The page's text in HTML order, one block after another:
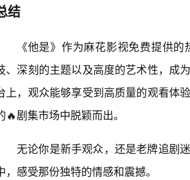
结
《他是》作为麻花影视免费提供
、深刻的主题以及高度的艺术性，成
上，观众能够享受到高质量的观看体
🔥剧集市场中脱颖而出。
无论你是新手观众，还是老牌追剧
，感受那份独特的情感和震撼。